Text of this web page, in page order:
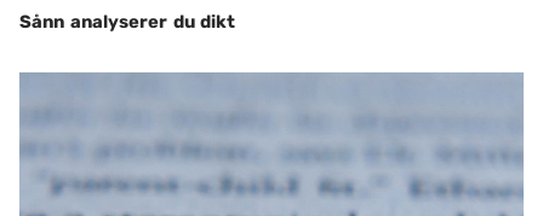
Sånn analyserer du dikt